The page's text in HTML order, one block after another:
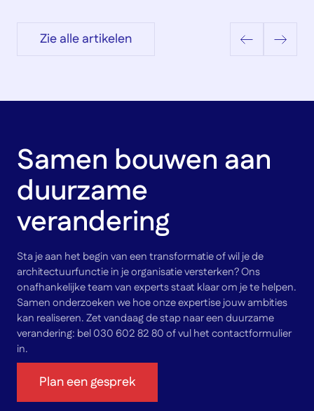
Zie alle artikelen
Samen bouwen aan
duurzame
verandering
Sta je aan het begin van een transformatie of wil je de
architectuurfunctie in je organisatie versterken? Ons
onafhankelijke team van experts staat klaar om je te helpen.
Samen onderzoeken we hoe onze expertise jouw ambities
kan realiseren. Zet vandaag de stap naar een duurzame
verandering: bel 030 602 82 80 of vul het contactformulier
in.
Plan een gesprek